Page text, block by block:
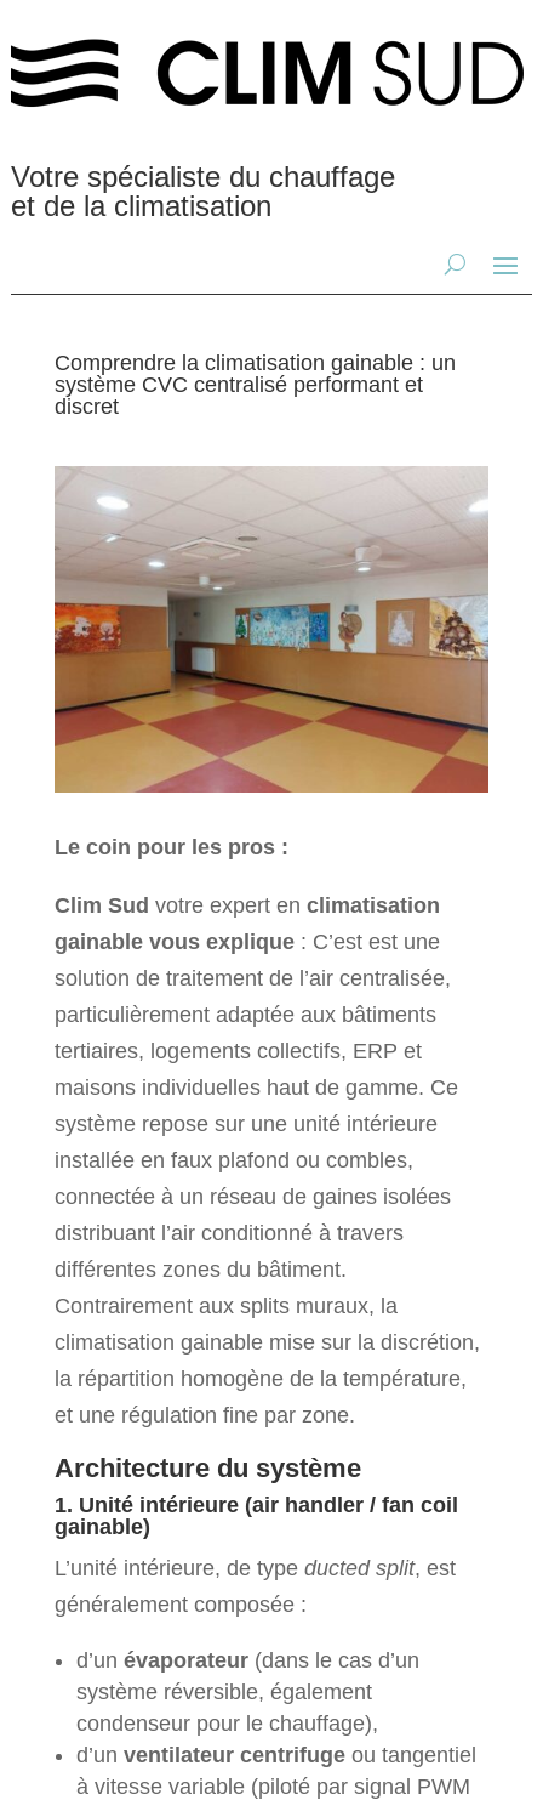
Votre spécialiste du chauffage
et de la climatisation
Comprendre la climatisation gainable : un
système CVC centralisé performant et
discret
Le coin pour les pros :
Clim Sud votre expert en climatisation
gainable vous explique : C’est est une
solution de traitement de l’air centralisée,
particulièrement adaptée aux bâtiments
tertiaires, logements collectifs, ERP et
maisons individuelles haut de gamme. Ce
système repose sur une unité intérieure
installée en faux plafond ou combles,
connectée à un réseau de gaines isolées
distribuant l’air conditionné à travers
différentes zones du bâtiment.
Contrairement aux splits muraux, la
climatisation gainable mise sur la discrétion,
la répartition homogène de la température,
et une régulation fine par zone.
Architecture du système
1. Unité intérieure (air handler / fan coil
gainable)
L’unité intérieure, de type ducted split, est
généralement composée :
d’un évaporateur(dans le cas d’un
système réversible, également
condenseur pour le chauffage),
d’un ventilateur centrifugeou tangentiel
à vitesse variable (piloté par signal PWM